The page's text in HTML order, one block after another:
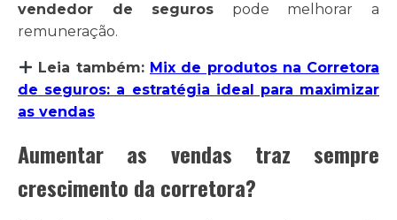
vendedor de seguros pode melhorar a
remuneração.
Leia também: Mix de produtos na Corretora
de seguros: a estratégia ideal para maximizar
as vendas
Aumentar as vendas traz sempre
crescimento da corretora?